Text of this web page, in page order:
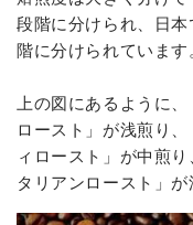
段階に分けられ、日
階に分けられています
上の図にあるように
ロースト」が浅煎り
ィロースト」が中煎
タリアンロースト」が